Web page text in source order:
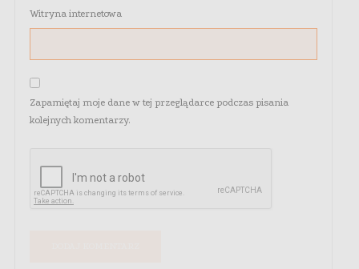
Witryna internetowa
Zapamiętaj moje dane w tej przeglądarce podczas pisania
kolejnych komentarzy.